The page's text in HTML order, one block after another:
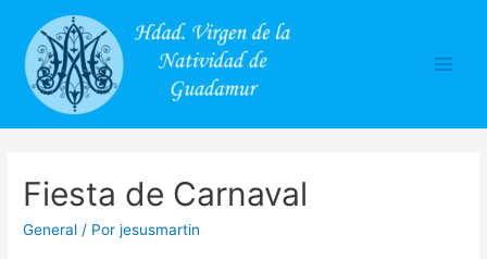
Fiesta de Carnaval
General / Porjesusmartin